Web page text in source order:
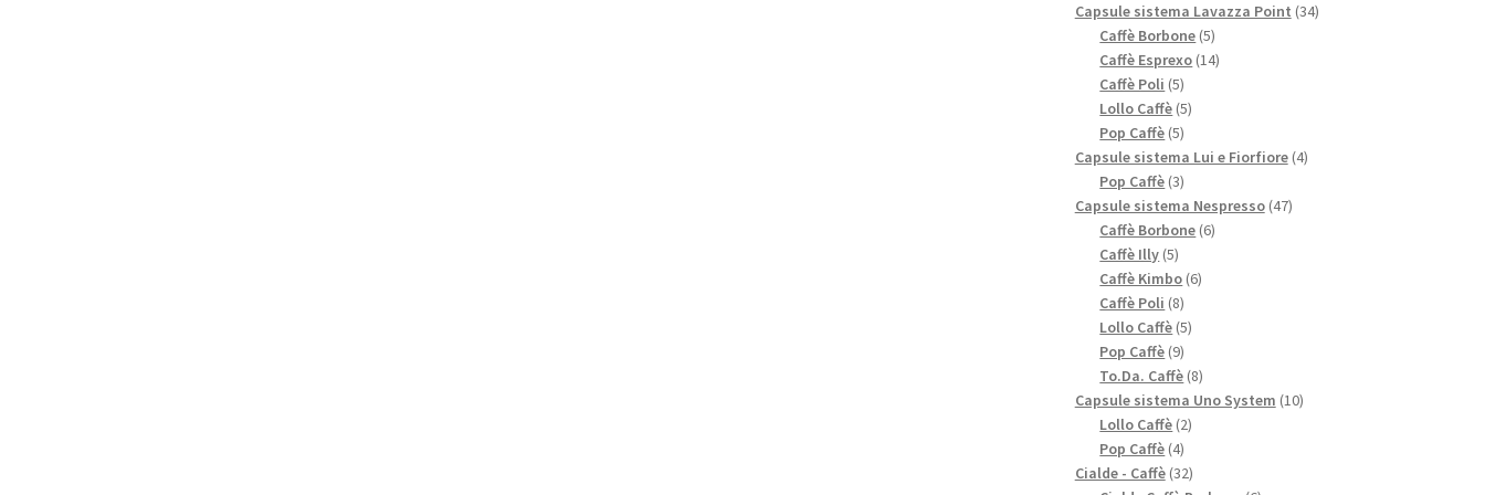
prodotti
Capsule sistema Lavazza Point 3434
Caffè Borbone 55
prodotti
Caffè Esprexo 1414
Caffè Poli 55
prodotti
Lollo Caffè 55
Pop Caffè 55
prodotti
Capsule sistema Lui e Fiorfiore 44
Pop Caffè 33
prodotti
Capsule sistema Nespresso 4747
Caffè Borbone 66
Caffè Illy 55
prodotti
Caffè Kimbo 66
Caffè Poli 88
prodotti
Lollo Caffè 55
Pop Caffè 99
prodotti
To.Da. Caffè 88
prodotti
Capsule sistema Uno System 1010
Lollo Caffè 22
Pop Caffè 44
prodotti
Cialde - Caffè 3232